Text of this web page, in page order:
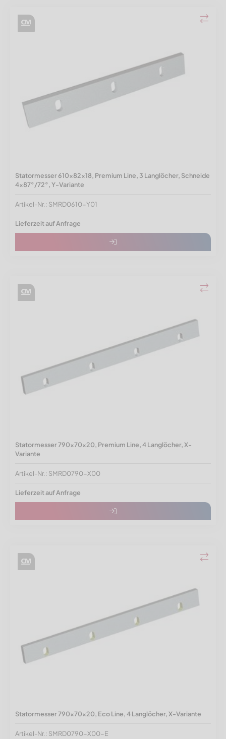
Statormesser 610x82x18, Premium Line, 3 Langlöcher, Schneide
4x87°/72°, Y-Variante
Artikel-Nr.: SMRD0610-Y01
Lieferzeit auf Anfrage
Statormesser 790x70x20, Premium Line, 4 Langlöcher, X-
Variante
Artikel-Nr.: SMRD0790-X00
Lieferzeit auf Anfrage
Statormesser 790x70x20, Eco Line, 4 Langlöcher, X-Variante
Artikel-Nr.: SMRD0790-X00-E